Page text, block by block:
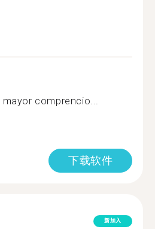
mayor comprencio...
下载软件
新加入